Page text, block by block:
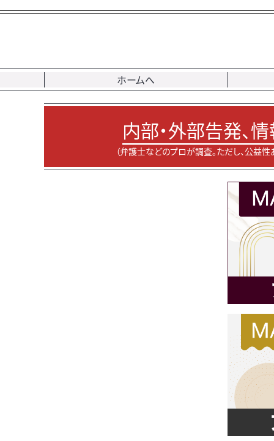
ホームへ
内部・外部告発、
（弁護士などのプロが調査。ただし、公益